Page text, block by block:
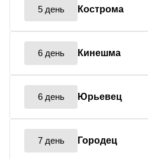
5 день Кострома
6 день Кинешма
6 день Юрьевец
7 день Городец